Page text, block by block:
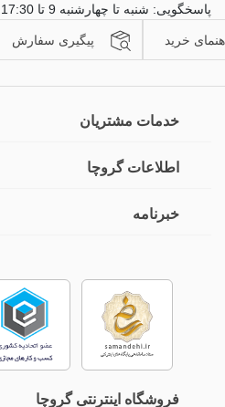
پاسخگویی: شنبه تا چهارشنبه 9 تا 17:30، پنجشنبه 9 تا 14:30
خرید پیگیری سفارش
خدمات مشتریان
اطلاعات گروچا
خبرنامه
فروشگاه اینترنتی گروچا